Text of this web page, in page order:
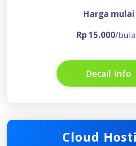
Harga mulai
Rp 15.000/
Detail Info
Cloud